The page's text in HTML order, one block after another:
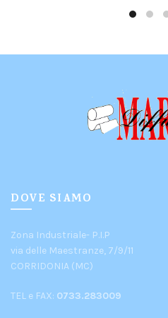
DOVE SIAMO
Zona Industriale- P.I.P
via delle Maestranze, 7/9/11
CORRIDONIA (MC)
TEL e FAX: 0733.283009